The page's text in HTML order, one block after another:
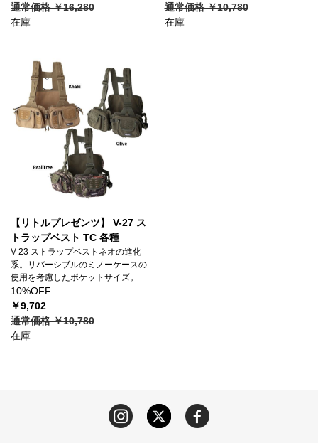
通常価格 ￥16,280
在庫
通常価格 ￥10,780
在庫
【リトルプレゼンツ】 V-27 ス
トラップベスト TC 各種
V-23 ストラップベストネオの進化
系。リバーシブルのミノーケースの
使用を考慮したポケットサイズ。
10%OFF
￥9,702
通常価格 ￥10,780
在庫